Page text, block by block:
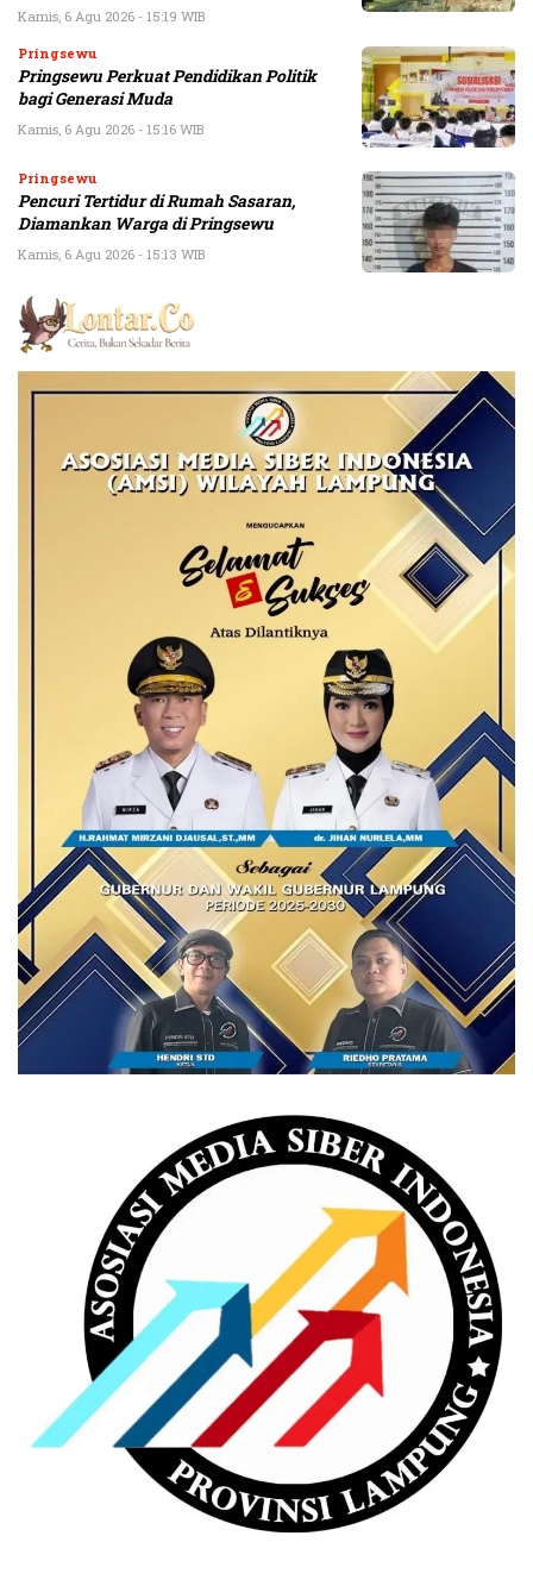
Kamis, 6 Agu 2026 - 15:19 WIB
Pringsewu
Pringsewu Perkuat Pendidikan Politik
bagi Generasi Muda
Kamis, 6 Agu 2026 - 15:16 WIB
Pringsewu
Pencuri Tertidur di Rumah Sasaran,
Diamankan Warga di Pringsewu
Kamis, 6 Agu 2026 - 15:13 WIB